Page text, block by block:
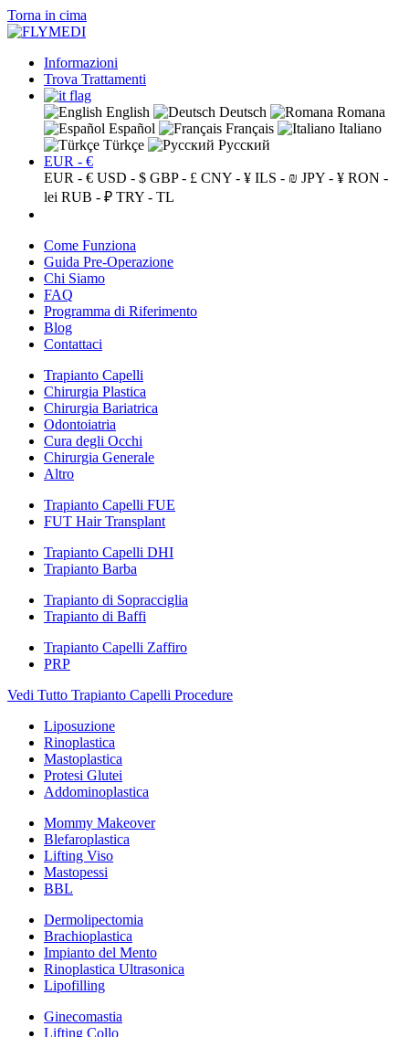
Torna in cima
Informazioni
Trova Trattamenti
English Deutsch
Romana
Español
Français
Italiano
Türkçe
Русский
EUR - €
EUR - € USD - $ GBP - £ CNY - ¥ ILS - ₪ JPY - ¥ RON -
lei RUB - ₽ TRY - TL
Come Funziona
Guida Pre-Operazione
Chi Siamo
FAQ
Programma di Riferimento
Blog
Contattaci
Trapianto Capelli
Chirurgia Plastica
Chirurgia Bariatrica
Odontoiatria
Cura degli Occhi
Chirurgia Generale
Altro
Trapianto Capelli FUE
FUT Hair Transplant
Trapianto Capelli DHI
Trapianto Barba
Trapianto di Sopracciglia
Trapianto di Baffi
Trapianto Capelli Zaffiro
PRP
Vedi Tutto Trapianto Capelli Procedure
Liposuzione
Rinoplastica
Mastoplastica
Protesi Glutei
Addominoplastica
Mommy Makeover
Blefaroplastica
Lifting Viso
Mastopessi
BBL
Dermolipectomia
Brachioplastica
Impianto del Mento
Rinoplastica Ultrasonica
Lipofilling
Ginecomastia
Lifting Collo